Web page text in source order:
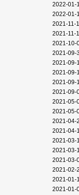
2022-01-
2022-01-
2021-11-
2021-11-
2021-10-
2021-09-
2021-09-
2021-09-
2021-09-
2021-09-
2021-05-
2021-05-
2021-04-
2021-04-
2021-03-
2021-03-
2021-03-
2021-02-
2021-01-
2021-01-